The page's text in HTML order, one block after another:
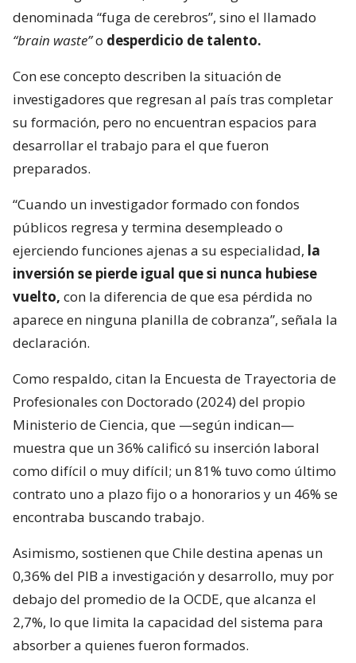
denominada “fuga de cerebros”, sino el llamado
“brain waste”o desperdicio de talento.
Con ese concepto describen la situación de
investigadores que regresan al país tras completar
su formación, pero no encuentran espacios para
desarrollar el trabajo para el que fueron
preparados.
“Cuando un investigador formado con fondos
públicos regresa y termina desempleado o
ejerciendo funciones ajenas a su especialidad, la
inversión se pierde igual que si nunca hubiese
vuelto, con la diferencia de que esa pérdida no
aparece en ninguna planilla de cobranza”, señala la
declaración.
Como respaldo, citan la Encuesta de Trayectoria de
Profesionales con Doctorado (2024) del propio
Ministerio de Ciencia, que —según indican—
muestra que un 36% calificó su inserción laboral
como difícil o muy difícil; un 81% tuvo como último
contrato uno a plazo fijo o a honorarios y un 46% se
encontraba buscando trabajo.
Asimismo, sostienen que Chile destina apenas un
0,36% del PIB a investigación y desarrollo, muy por
debajo del promedio de la OCDE, que alcanza el
2,7%, lo que limita la capacidad del sistema para
absorber a quienes fueron formados.